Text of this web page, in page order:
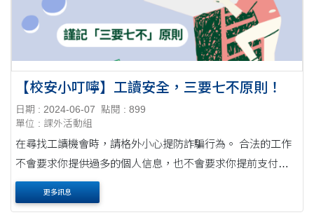
【校安小叮嚀】工讀安全，三要七不原則！
日期 : 2024-06-07
點閱 : 899
單位 : 課外活動組
在尋找工讀機會時，請格外小心提防詐騙行為。 合法的工作
不會要求你提供過多的個人信息，也不會要求你提前支付任
何費用。
更多訊息